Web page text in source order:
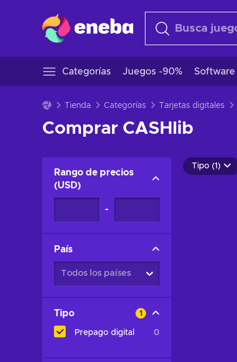
Categorías Juegos -90% Software
Tienda Categorías Tarjetas digitales
Comprar CASHlib
Rango de precios
(USD)
-
País
Todos los países
Tipo 1
Prepago digital 0
Tipo (1)